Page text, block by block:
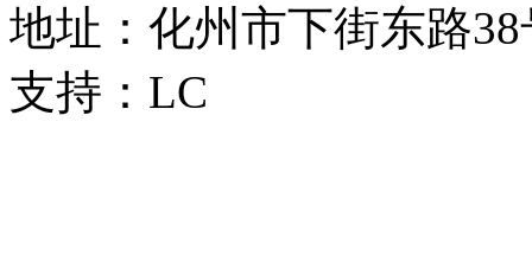
地址：化州市下街东路
支持：LC